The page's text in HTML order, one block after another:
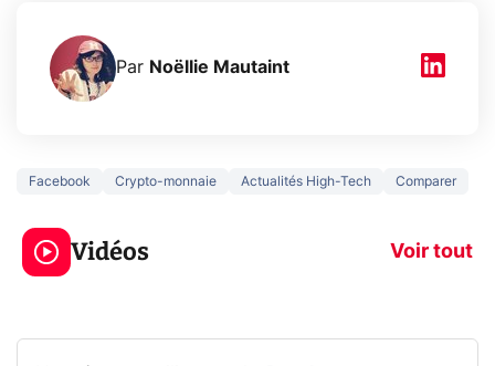
Par Noëllie Mautaint
Facebook Crypto-monnaie Actualités High-Tech Comparer
Vidéos Voir tout
5 générations de
jeux dans la
prochaine Xbox !
Ce que vous
navigation